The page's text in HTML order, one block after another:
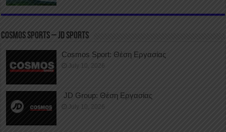
COSMOS SPORTS – JD SPORTS
Cosmos Sport: Θέση Εργασίας
July 10, 2026
JD Group: Θέση Εργασίας
July 10, 2026